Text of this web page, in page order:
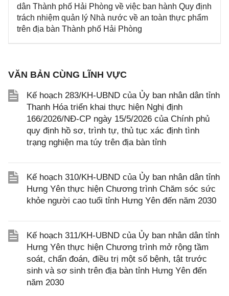
dân Thành phố Hải Phòng về việc ban hành Quy định
trách nhiệm quản lý Nhà nước về an toàn thực phẩm
trên địa bàn Thành phố Hải Phòng
VĂN BẢN CÙNG LĨNH VỰC
Kế hoạch 283/KH-UBND của Ủy ban nhân dân tỉnh
Thanh Hóa triển khai thực hiện Nghị định
166/2026/NĐ-CP ngày 15/5/2026 của Chính phủ
quy định hồ sơ, trình tự, thủ tục xác định tình
trạng nghiện ma túy trên địa bàn tỉnh
Kế hoạch 310/KH-UBND của Ủy ban nhân dân tỉnh
Hưng Yên thực hiện Chương trình Chăm sóc sức
khỏe người cao tuổi tỉnh Hưng Yên đến năm 2030
Kế hoạch 311/KH-UBND của Ủy ban nhân dân tỉnh
Hưng Yên thực hiện Chương trình mở rộng tầm
soát, chẩn đoán, điều trị một số bệnh, tật trước
sinh và sơ sinh trên địa bàn tỉnh Hưng Yên đến
năm 2030